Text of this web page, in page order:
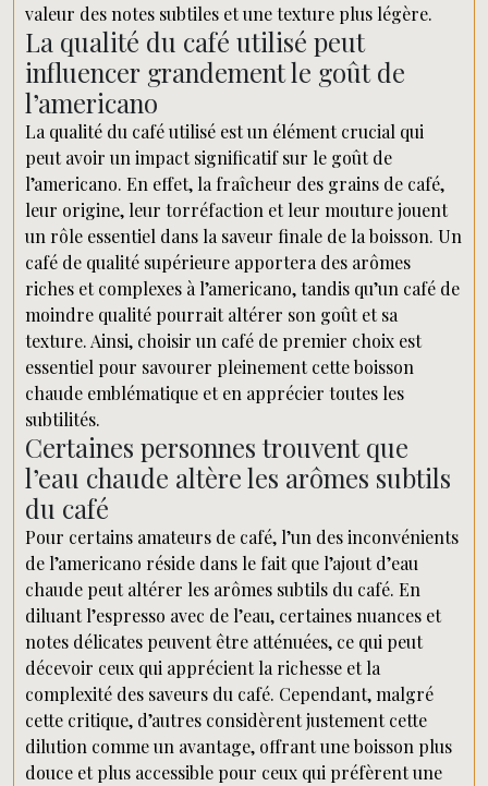
valeur des notes subtiles et une texture plus légère.
La qualité du café utilisé peut
influencer grandement le goût de
l’americano
La qualité du café utilisé est un élément crucial qui
peut avoir un impact significatif sur le goût de
l’americano. En effet, la fraîcheur des grains de café,
leur origine, leur torréfaction et leur mouture jouent
un rôle essentiel dans la saveur finale de la boisson. Un
café de qualité supérieure apportera des arômes
riches et complexes à l’americano, tandis qu’un café de
moindre qualité pourrait altérer son goût et sa
texture. Ainsi, choisir un café de premier choix est
essentiel pour savourer pleinement cette boisson
chaude emblématique et en apprécier toutes les
subtilités.
Certaines personnes trouvent que
l’eau chaude altère les arômes subtils
du café
Pour certains amateurs de café, l’un des inconvénients
de l’americano réside dans le fait que l’ajout d’eau
chaude peut altérer les arômes subtils du café. En
diluant l’espresso avec de l’eau, certaines nuances et
notes délicates peuvent être atténuées, ce qui peut
décevoir ceux qui apprécient la richesse et la
complexité des saveurs du café. Cependant, malgré
cette critique, d’autres considèrent justement cette
dilution comme un avantage, offrant une boisson plus
douce et plus accessible pour ceux qui préfèrent une